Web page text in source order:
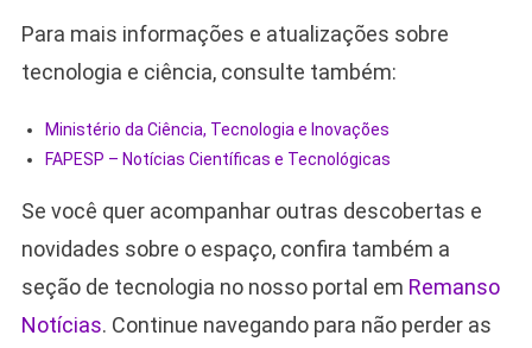
Para mais informações e atualizações sobre
tecnologia e ciência, consulte também:
Ministério da Ciência, Tecnologia e Inovações
FAPESP – Notícias Científicas e Tecnológicas
Se você quer acompanhar outras descobertas e
novidades sobre o espaço, confira também a
seção de tecnologia no nosso portal em Remanso
Notícias. Continue navegando para não perder as